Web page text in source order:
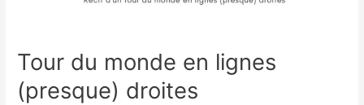
Tour du monde en lignes
(presque) droites